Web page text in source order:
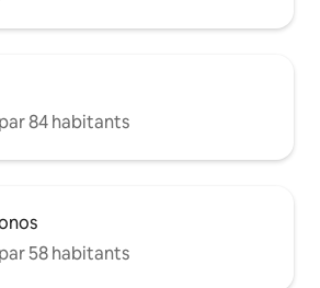
84 habitants
58 habitants